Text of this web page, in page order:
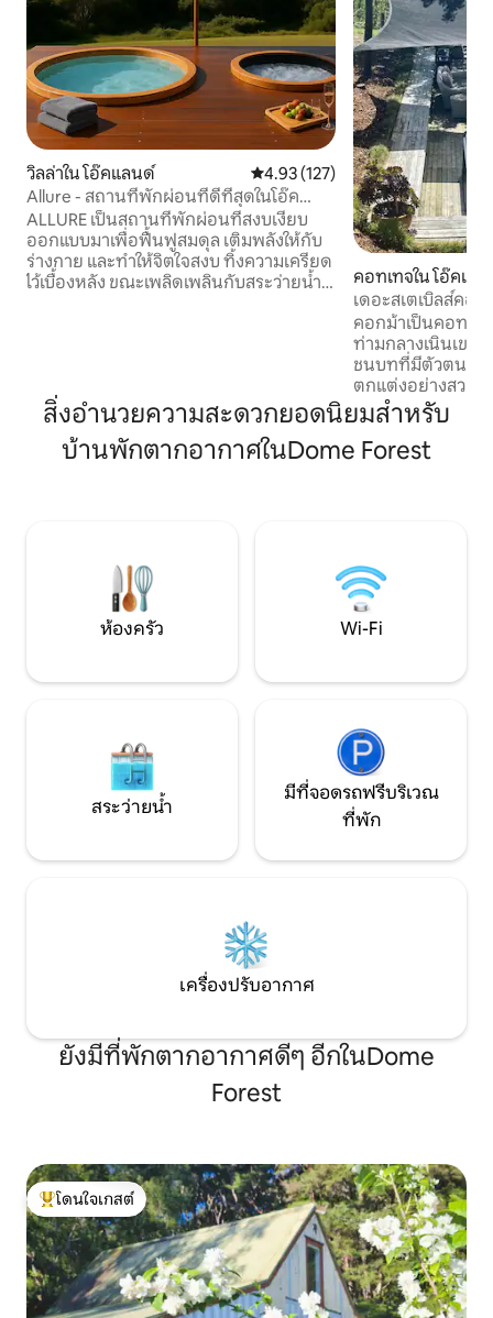
วิลล่าใน โอ๊คแลนด์ คะแนนเฉลี่ย 4.93 จาก 5, 127 รีวิว
4.93 (127)
Allure - สถานที่พักผ่อนที่ดีที่สุดในโอ๊ค
แลนด์
ALLURE เป็นสถานที่พักผ่อนที่สงบเงียบ
ออกแบบมาเพื่อฟื้นฟูสมดุล เติมพลังให้กับ
ร่างกาย และทำให้จิตใจสงบ ทิ้งความเครียด
ไว้เบื้องหลัง ขณะเพลิดเพลินกับสระว่ายน้ำส
เพิ่มการไหลเวียน ลดความเครียด และทำให้
คุณอารมณ์ดี เพิ่มฟืนสำหรับเตาผิงกลาง
แจ้งและสร้างบรรยากาศที่อบอุ่นและผ่อน
คอทเทจใน โอ๊คแล
เดอะสเตเบิลส์คอ
แลนด์
คอกม้าเป็นคอทเ
ท่ามกลางเนินเขา
ชนบทที่มีตัวตนเต็
ตกแต่งอย่างสวย
สูงสุด 4 คนหรือคู่รัก
เทจแห่งนี้ตั้งอยู่ใน
เจ้าของแต่คุณมีคว
งานแต่งงานหรือ
สิ่งอำนวยความสะดวกยอดนิยมสำหรับ
บ้านพักตากอากาศในDome Forest
ห้องครัว Wi-Fi
สระว่ายน้ำ
มีที่จอดรถฟรีบริเวณ
ที่พัก
เครื่องปรับอากาศ
ยังมีที่พักตากอากาศดีๆ อีกในDome
Forest
โดนใจเกสต์ที่สุด
โดนใจเกสต์